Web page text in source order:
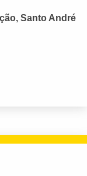
Santo André